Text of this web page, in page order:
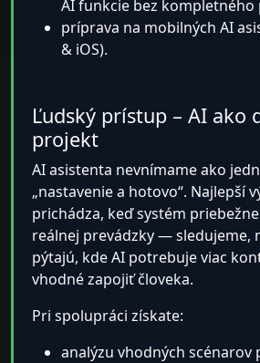
AI funkcie bez kompletného
príprava na mobilných AI
& iOS).
Ľudský prístup – AI ako
projekt
AI asistenta nevnímame ako
„nastavenie a hotovo“. Najlepší
prichádza, keď systém
reálnej prevádzky — sledujeme,
pýtajú, kde AI potrebuje viac
vhodné zapojiť človeka.
Pri spolupráci získate:
analýzu vhodných scénarov